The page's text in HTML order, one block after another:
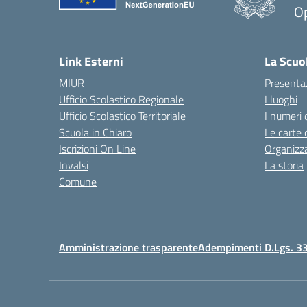
Link Esterni
MIUR
Ufficio Scolastico Regionale
Ufficio Scolastico Territoriale
Scuola in Chiaro
Iscrizioni On Line
Invalsi
Comune
La
I luoghi
I numeri
Le carte
La storia
Amministrazione trasparenteAdempimenti D.Lgs.